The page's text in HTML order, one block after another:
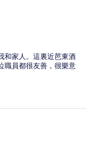
和家人。這裏近芭東酒
職員都很友善，很樂意